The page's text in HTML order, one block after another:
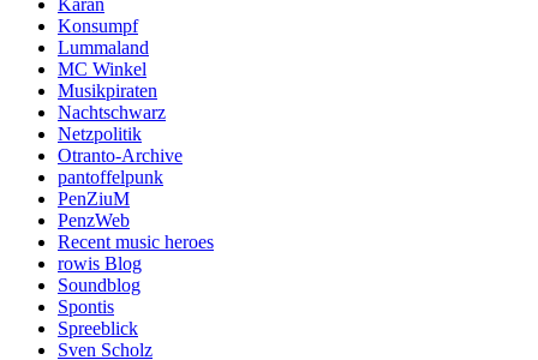
Konsumpf
Lummaland
MC Winkel
Musikpiraten
Nachtschwarz
Netzpolitik
Otranto-Archive
pantoffelpunk
PenZiuM
PenzWeb
Recent music heroes
rowis Blog
Soundblog
Spontis
Spreeblick
Sven Scholz